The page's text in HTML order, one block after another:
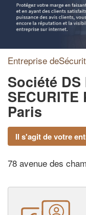
Entreprise
Société DS
SECURITE
Paris
Il s'agit de votre
78 avenue des